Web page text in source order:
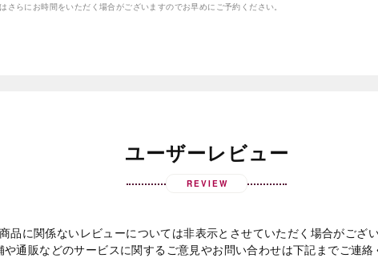
らにお時間をいただく場合がございますのでお早めにご予約ください。
ユーザーレビュー
REVIEW
商品に関係ないレビューについては非表示とさせていただく場合がござ
や通販などのサービスに関するご意見やお問い合わせは下記までご連絡